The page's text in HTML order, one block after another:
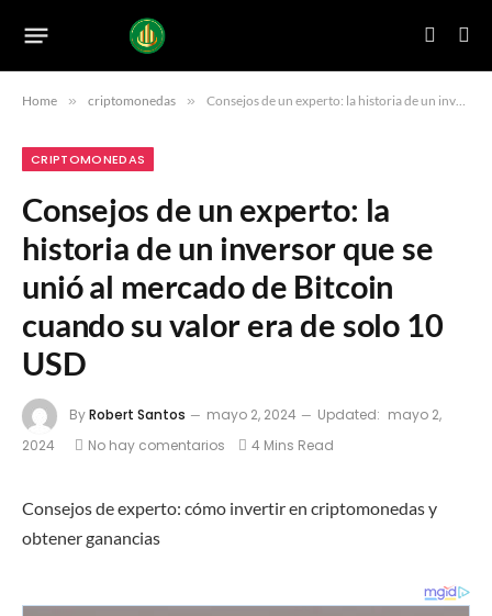
Home » criptomonedas » Consejos de un experto: la historia de un inversor que se unió al mercado de Bitcoin cuando su valor era de solo 10 USD
CRIPTOMONEDAS
Consejos de un experto: la
historia de un inversor que se
unió al mercado de Bitcoin
cuando su valor era de solo 10
USD
ByRobert Santos mayo 2, 2024 Updated: mayo 2,
2024
No hay comentarios 4 Mins Read
Consejos de experto: cómo invertir en criptomonedas y
obtener ganancias